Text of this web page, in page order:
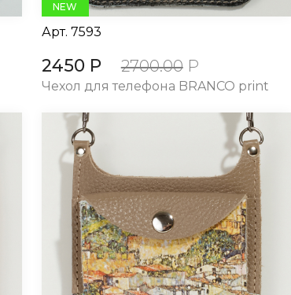
NEW
Арт. 7593
2450 Р 2700.00 Р
Чехол для телефона BRANCO print